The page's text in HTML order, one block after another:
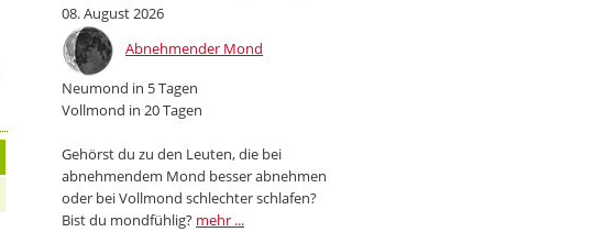
08. August 2026
Abnehmender Mond
Neumond in 5 Tagen
Vollmond in 20 Tagen
Gehörst du zu den Leuten, die bei
abnehmendem Mond besser abnehmen
oder bei Vollmond schlechter schlafen?
Bist du mondfühlig? mehr ...